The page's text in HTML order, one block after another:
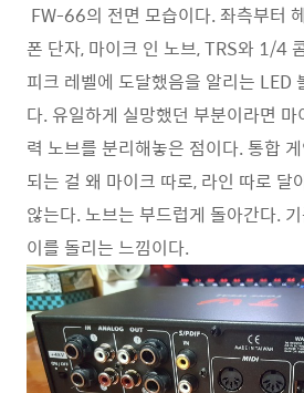
FW-66의 전면 모습이다. 좌측부터
폰 단자, 마이크 인 노브, TRS와 1/4
피크 레벨에 도달했음을 알리는 LED
다. 유일하게 실망했던 부분이라면
력 노브를 분리해놓은 점이다. 통합
되는 걸 왜 마이크 따로, 라인 따로 달
않는다. 노브는 부드럽게 돌아간다.
이를 돌리는 느낌이다.